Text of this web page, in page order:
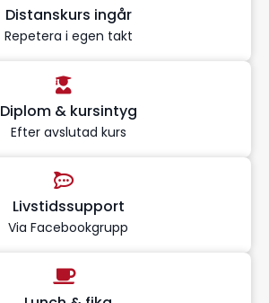
Distanskurs ingår
Repetera i egen takt
Diplom & kursintyg
Efter avslutad kurs
Livstidssupport
Via Facebookgrupp